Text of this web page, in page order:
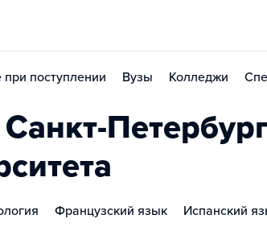
поступлении Вузы Колледжи
Французский язык Испанский